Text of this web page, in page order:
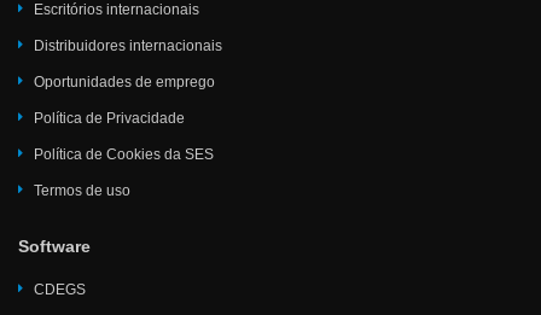
Escritórios internacionais
Distribuidores internacionais
Oportunidades de emprego
Política de Privacidade
Política de Cookies da SES
Termos de uso
Software
CDEGS